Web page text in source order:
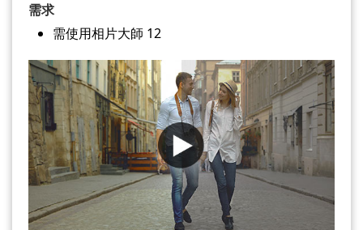
需求
需使用相片大師 12